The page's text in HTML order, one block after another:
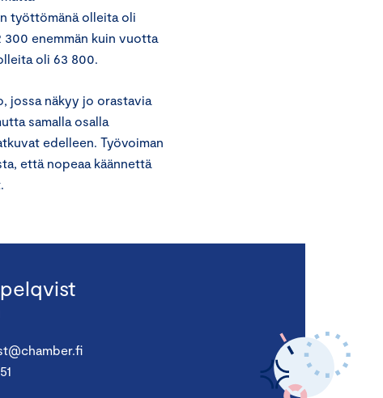
työttömänä olleita oli
enemmän kuin vuotta
oli 63 800.
jossa näkyy jo orastavia
samalla osalla
edelleen. Työvoiman
että nopeaa käännettä